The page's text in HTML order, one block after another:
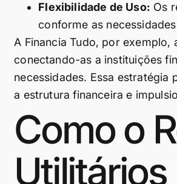
Flexibilidade de Uso: Os
conforme as
A Financia Tudo, por
conectando-as a instituições
necessidades. Essa
a estrutura financeira e
Como o